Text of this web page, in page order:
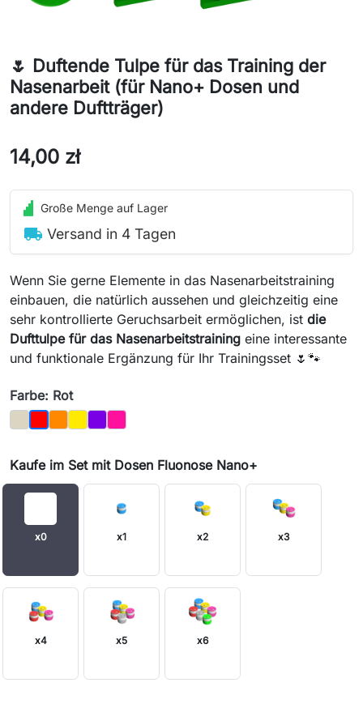
🌷 Duftende Tulpe für das Training der
Nasenarbeit (für Nano+ Dosen und
andere Duftträger)
14,00 zł
Große Menge auf Lager
local_shipping Versand in 4 Tagen
Wenn Sie gerne Elemente in das Nasenarbeitstraining
einbauen, die natürlich aussehen und gleichzeitig eine
sehr kontrollierte Geruchsarbeit ermöglichen, ist die
Dufttulpe für das Nasenarbeitstraining eine interessante
und funktionale Ergänzung für Ihr Trainingsset 🌷🐾
Farbe: Rot
Knochen
RotOrange
GelbLilaMagenta
Kaufe im Set mit Dosen Fluonose Nano+
x0 x1 x2 x3
x4 x5 x6